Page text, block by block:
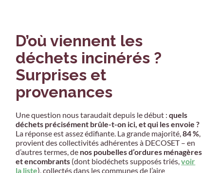
D’où viennent les
déchets incinérés ?
Surprises et
provenances
Une question nous taraudait depuis le début :quels
déchets précisément brûle-t-on ici, et qui les envoie ?
La réponse est assez édifiante. La grande majorité,84 %,
provient des collectivités adhérentes à DECOSET – en
d’autres termes, de nos poubelles d’ordures ménagères
et encombrants (dont biodéchets supposés triés,voir
la liste), collectés dans les communes de l’aire